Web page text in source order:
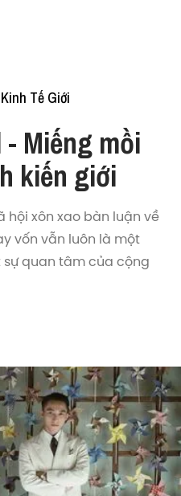
Tế Giới
- Miếng mồi
kiến giới
hội xôn xao bàn luận về
vốn vẫn luôn là một
quan tâm của cộng